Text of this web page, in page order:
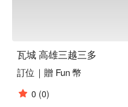
🍽️ 口碑必點
【原味月亮】外皮酥脆，內
【蝦醬空心菜】空心菜脆嫩
瓦城 高雄三越三多
訂位｜贈 Fun 幣
0 (0)